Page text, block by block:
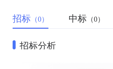
招标 （0） 中标 （0）
招标分析